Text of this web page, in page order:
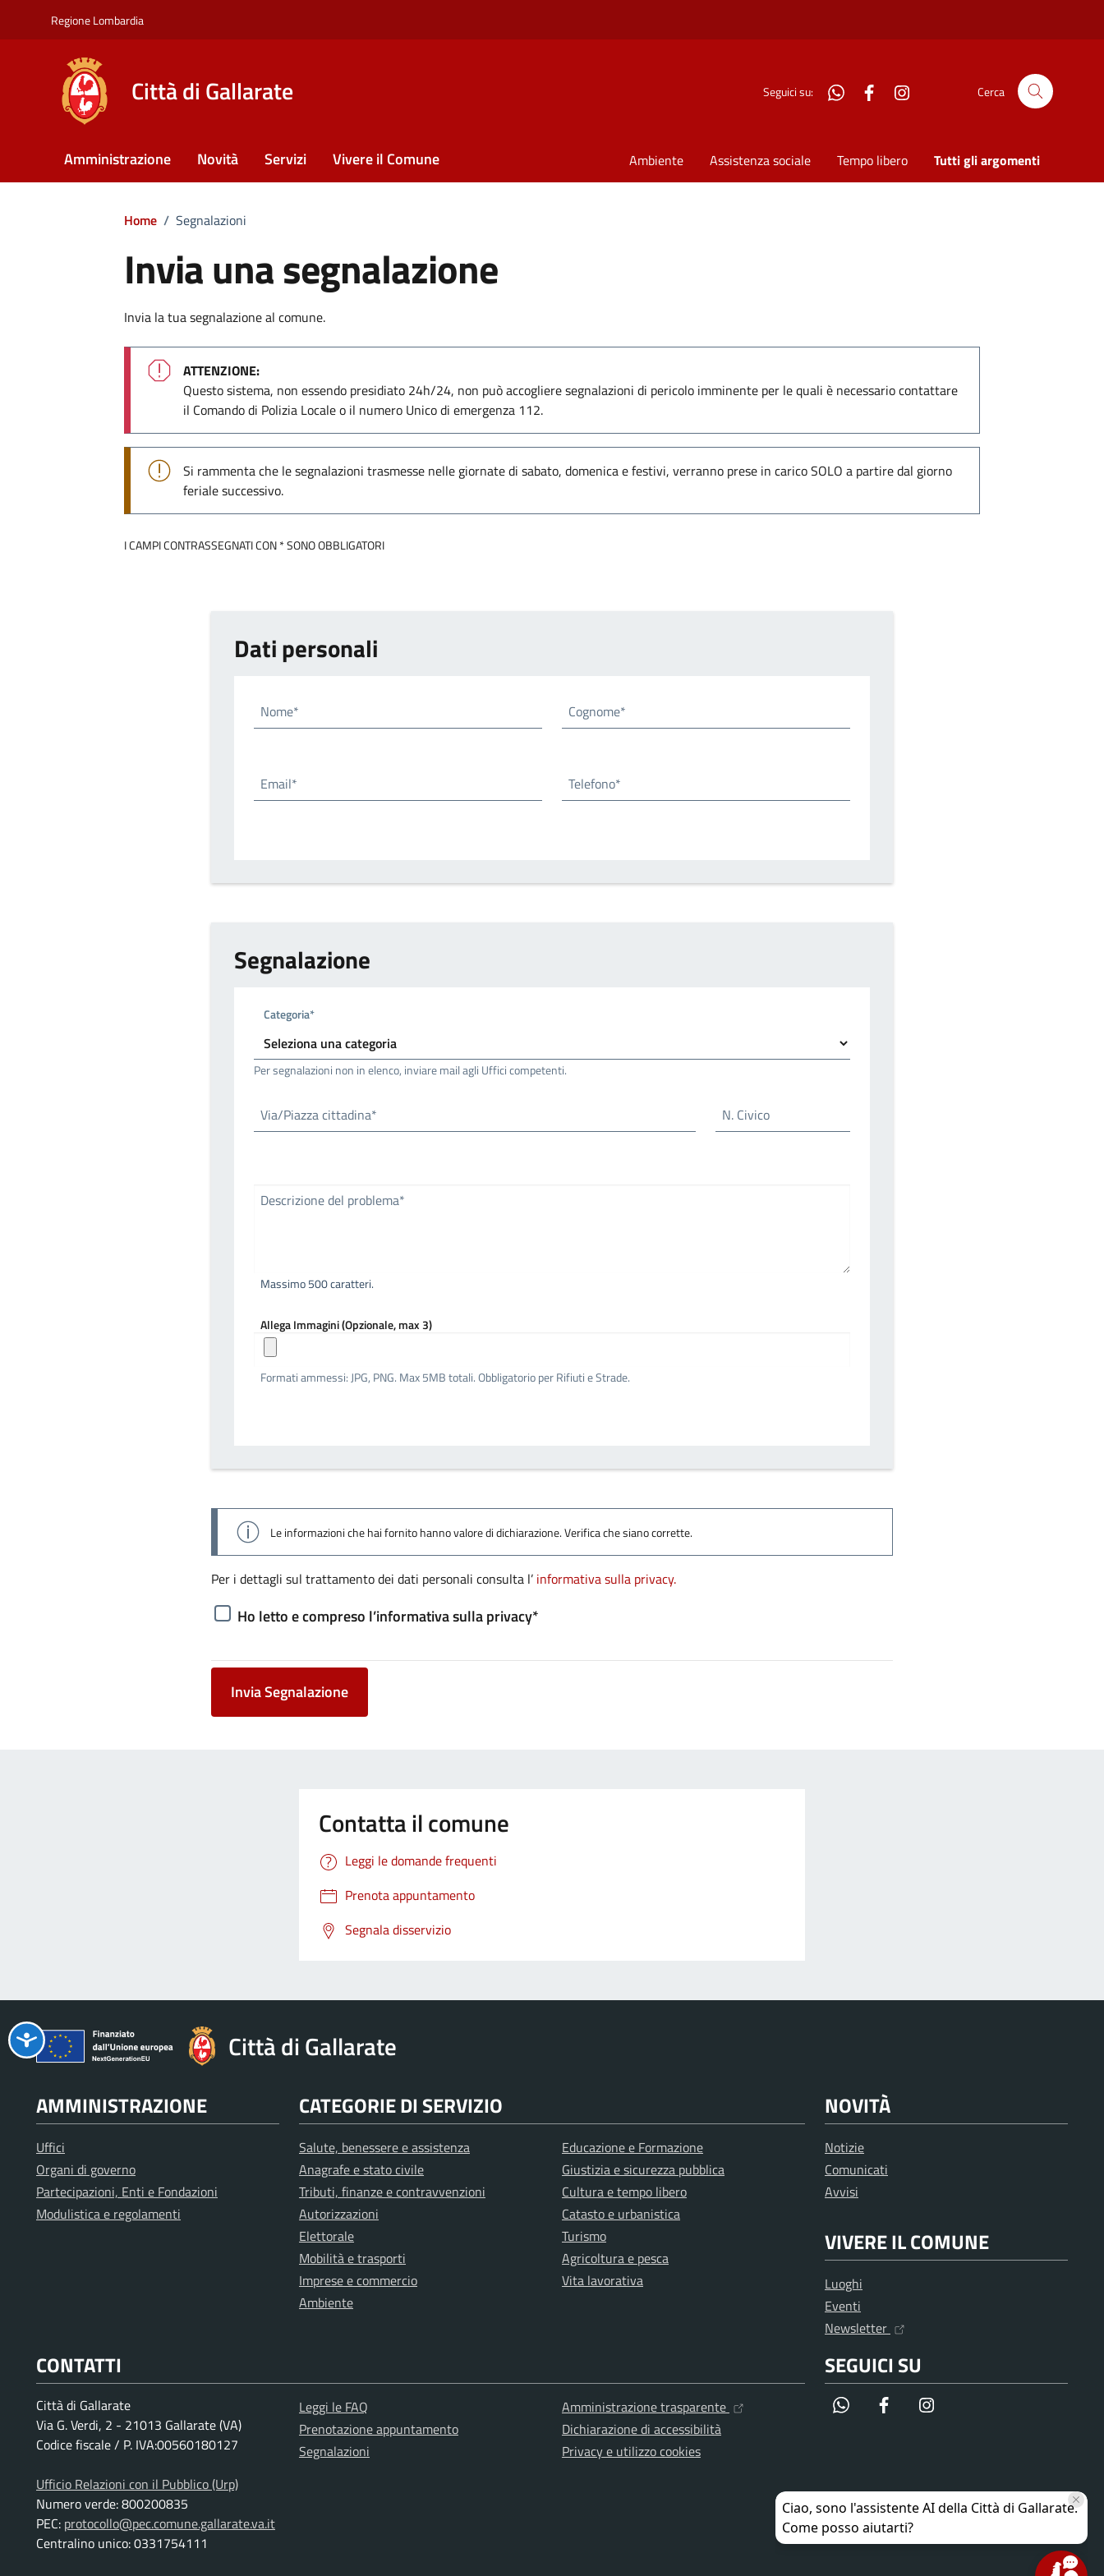
Regione Lombardia
Città di Gallarate Seguici su: WhatsAppFacebook Cerca
Amministrazione Novità Servizi Vivere il Comune Ambiente Assistenza sociale Tempo libero Tutti gli argomenti
Home / Segnalazioni
Invia una segnalazione
Invia la tua segnalazione al comune.
ATTENZIONE:
Questo sistema, non essendo presidiato 24h/24, non può accogliere segnalazioni di pericolo imminente per le quali è necessario contattare
il Comando di Polizia Locale o il numero Unico di emergenza 112.
Si rammenta che le segnalazioni trasmesse nelle giornate di sabato, domenica e festivi, verranno prese in carico SOLO a partire dal giorno
feriale successivo.
I CAMPI CONTRASSEGNATI CON * SONO OBBLIGATORI
Dati personali
Nome* Cognome*
Email* Telefono*
Segnalazione
Categoria*
Per segnalazioni non in elenco, inviare mail agli Uffici competenti.
Via/Piazza cittadina* N. Civico
Descrizione del problema*
Massimo 500 caratteri.
Allega Immagini (Opzionale, max 3)
Formati ammessi: JPG, PNG. Max 5MB totali. Obbligatorio per Rifiuti e Strade.
Le informazioni che hai fornito hanno valore di dichiarazione. Verifica che siano corrette.
Per i dettagli sul trattamento dei dati personali consulta l’ informativa sulla privacy.
Ho letto e compreso l’informativa sulla privacy*
Invia Segnalazione
Contatta il comune
Leggi le domande frequenti
Prenota appuntamento
Segnala disservizio
Città di Gallarate
AMMINISTRAZIONE
Uffici
Organi di governo
Partecipazioni, Enti e Fondazioni
Modulistica e regolamenti
CATEGORIE DI SERVIZIO
Salute, benessere e assistenza
Anagrafe e stato civile
Tributi, finanze e contravvenzioni
Autorizzazioni
Elettorale
Mobilità e trasporti
Imprese e commercio
Ambiente
Educazione e Formazione
Giustizia e sicurezza pubblica
Cultura e tempo libero
Catasto e urbanistica
Turismo
Agricoltura e pesca
Vita lavorativa
NOVITÀ
Notizie
Comunicati
Avvisi
VIVERE IL COMUNE
Luoghi
Eventi
Newsletter
CONTATTI
Città di Gallarate
Via G. Verdi, 2 - 21013 Gallarate (VA)
Codice fiscale / P. IVA:00560180127
Ufficio Relazioni con il Pubblico (Urp)
Numero verde: 800200835
PEC: protocollo@pec.comune.gallarate.va.it
Centralino unico: 0331754111
Leggi le FAQ
Prenotazione appuntamento
Segnalazioni
Amministrazione trasparente
Dichiarazione di accessibilità
Privacy e utilizzo cookies
SEGUICI SU
WhatsApp Facebook